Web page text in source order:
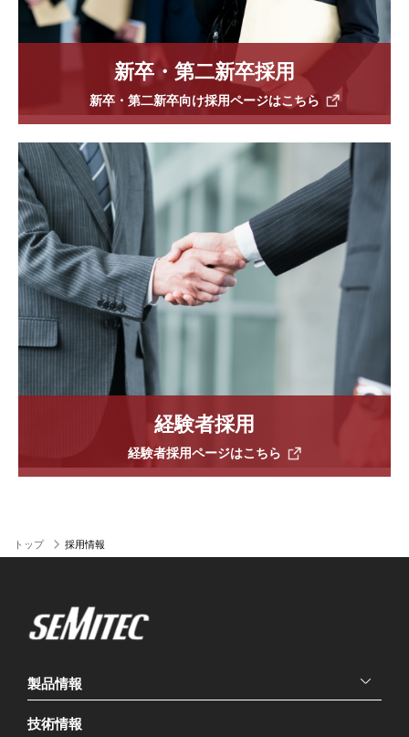
新卒・第二新卒採用
新卒・第二新卒向け採用ページはこちら
経験者採用
経験者採用ページはこちら
トップ 採用情報
製品情報
技術情報